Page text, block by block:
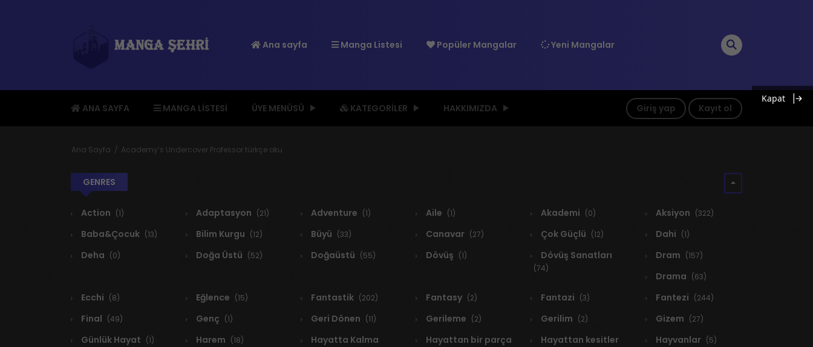
Ana sayfa Manga Listesi Popüler Mangalar Yeni Mangalar
ANA SAYFA MANGA LISTESI ÜYE MENÜSÜ KATEGORILER HAKKIMIZDA Giriş yap Kayıt ol
Ana Sayfa Academy’s Undercover Professor türkçe oku
GENRES
Action (1) Adaptasyon (21) Adventure (1) Aile (1) Akademi (0) Aksiyon (322)
Baba&Çocuk (13) Bilim Kurgu (12) Büyü (33) Canavar (27) Çok Güçlü (12) Dahi (1)
Deha (0) Doğa Üstü (52) Doğaüstü (55) Dövüş (1) Dövüş Sanatları
(74)
Dram (157)
Drama (63)
Ecchi (8) Eğlence (15) Fantastik (202) Fantasy (2) Fantazi (3) Fantezi (244)
Final (49) Genç (1) Geri Dönen (11) Gerileme (2) Gerilim (2) Gizem (27)
Günlük Hayat (1) Harem (18) Hayatta Kalma Hayattan bir parça Hayattan kesitler Hayvanlar (5)
Kapat